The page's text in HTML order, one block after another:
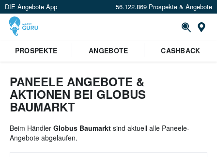
DIE Angebote App 56.122.869 Prospekte & Angebote
Standort festlegen
PROSPEKTE ANGEBOTE CASHBACK
PANEELE ANGEBOTE &
AKTIONEN BEI GLOBUS
BAUMARKT
Beim Händler Globus Baumarkt sind aktuell alle Paneele-
Angebote abgelaufen.